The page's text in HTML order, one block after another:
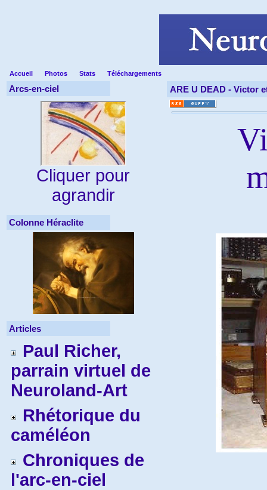
Accueil Photos Stats Téléchargements
Arcs-en-ciel
Cliquer pour
agrandir
Colonne Héraclite
Articles
Paul Richer,
parrain virtuel de
Neuroland-Art
Rhétorique du
caméléon
Chroniques de
l'arc-en-ciel
ARE U DEAD - Victor